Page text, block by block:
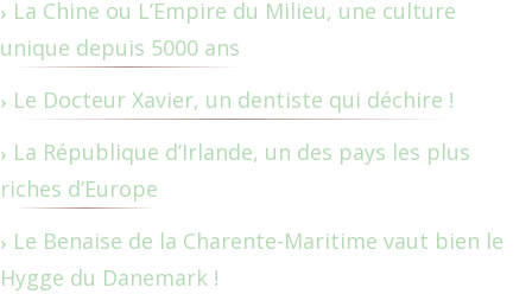
La Chine ou L’Empire du Milieu, une culture
unique depuis 5000 ans
Le Docteur Xavier, un dentiste qui déchire !
La République d’Irlande, un des pays les plus
riches d’Europe
Le Benaise de la Charente-Maritime vaut bien le
Hygge du Danemark !